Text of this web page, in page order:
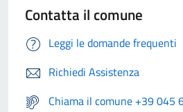
Contatta il comune
Leggi le domande frequenti
Richiedi Assistenza
Chiama il comune +39 045